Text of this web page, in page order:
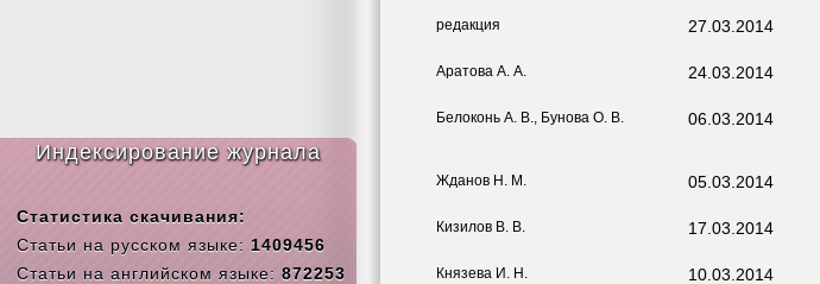
Индексирование журнала
Статистика скачивания:
Статьи на русском языке: 1409456
Статьи на английском языке: 872253
pедакция 27.03.2014
Аратова А. А.
24.03.2014
Белоконь А. В., Бунова О. В.
06.03.2014
Жданов Н. М.
05.03.2014
Кизилов В. В.
17.03.2014
Князева И. Н.
10.03.2014